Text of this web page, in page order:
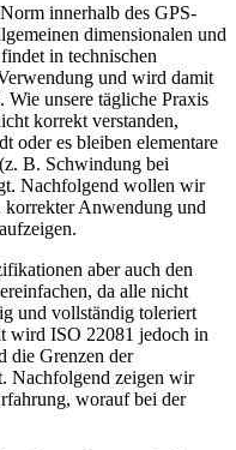
innerhalb des GPS-
dimensionalen und
in technischen
und wird damit
Wie unsere tägliche Praxis
korrekt verstanden,
oder es bleiben elementare
B. Schwindung bei
Nachfolgend wollen wir
Anwendung und
aufzeigen.
aber auch den
da alle nicht
und vollständig toleriert
wird ISO 22081 jedoch in
die Grenzen der
Nachfolgend zeigen wir
worauf bei der